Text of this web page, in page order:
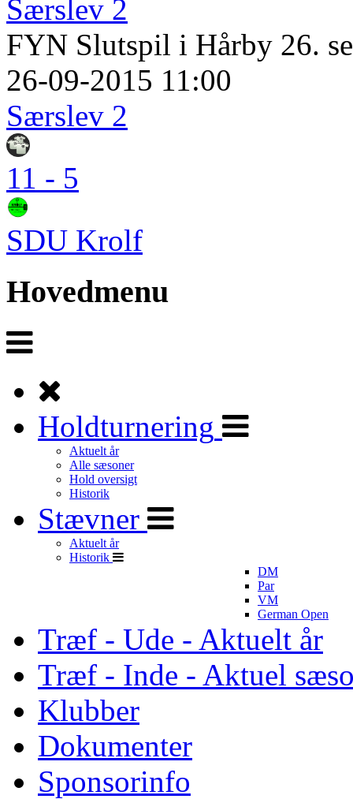
Særslev 2
FYN Slutspil i Hårby 26.
26-09-2015 11:00
Særslev 2
11 - 5
SDU Krolf
Hovedmenu
Holdturnering
Aktuelt år
Alle sæsoner
Hold oversigt
Historik
Stævner
Aktuelt år
Historik
DM
Par
VM
German Open
Træf - Ude - Aktuelt år
Træf - Inde - Aktuel
Klubber
Dokumenter
Sponsorinfo